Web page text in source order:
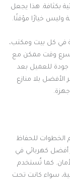
بكثافة. هذا يجعل
وليس خيارًا مؤقتًا.
في كل بيت ومكتب،
وقت ممكن مع
للعميل بعد
الأفضل بلا منازع
الخطوات للحفاظ
أفضل كهربائي في
كما تُستخدم
سواء كانت تحت